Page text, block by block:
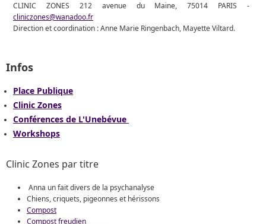
CLINIC ZONES 212 avenue du Maine, 75014 PARIS -
cliniczones@wanadoo.fr
Direction et coordination : Anne Marie Ringenbach, Mayette Viltard.
Infos
Place Publique
Clinic Zones
Conférences de L'Unebévue
Workshops
Clinic Zones par titre
Anna un fait divers de la psychanalyse
Chiens, criquets, pigeonnes et hérissons
Compost
Compost freudien